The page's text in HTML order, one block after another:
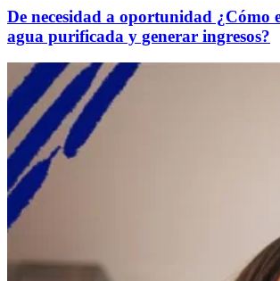
De necesidad a oportunidad ¿Cómo
agua purificada y generar ingresos?